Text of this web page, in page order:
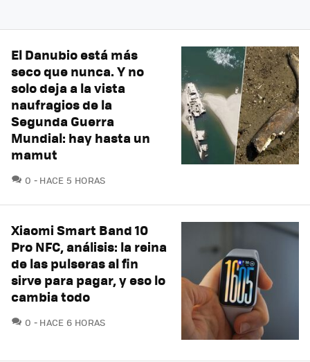
El Danubio está más
seco que nunca. Y no
solo deja a la vista
naufragios de la
Segunda Guerra
Mundial: hay hasta un
mamut
0 COMENTARIOS
HACE 5 HORAS
Xiaomi Smart Band 10
Pro NFC, análisis: la reina
de las pulseras al fin
sirve para pagar, y eso lo
cambia todo
0 COMENTARIOS
HACE 6 HORAS